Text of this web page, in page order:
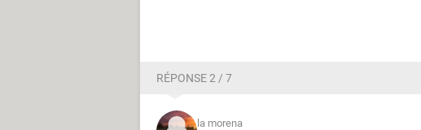
RÉPONSE 2 / 7
la morena